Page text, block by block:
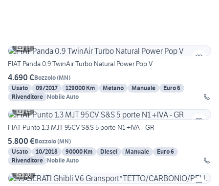
13
FIAT Panda 0.9 TwinAir Turbo Natural Power Pop V
4.690 €Bozzolo(MN)
Usato
09/2017 129000 Km Metano Manuale
Euro 6
Rivenditore Nobile Auto
15
FIAT Punto 1.3 MJT 95CV S&S 5 porte N1 +IVA - GR
5.800 €Bozzolo(MN)
Usato
10/2018 90000 Km Diesel Manuale
Euro 6
Rivenditore Nobile Auto
20